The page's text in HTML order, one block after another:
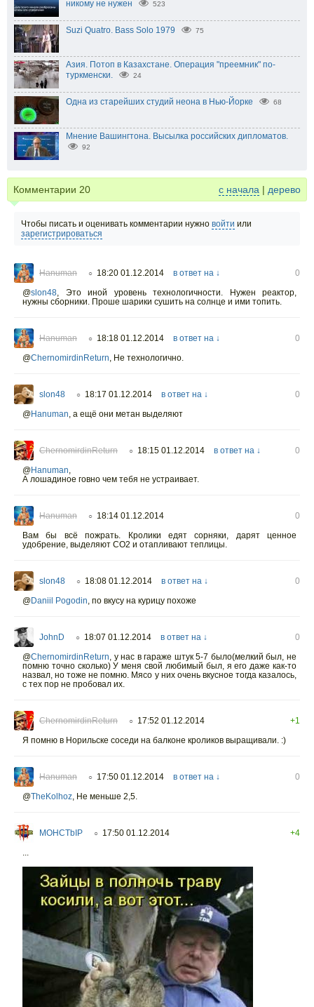
никому не нужен 523
Suzi Quatro. Bass Solo 1979 75
Азия. Потоп в Казахстане. Операция "преемник" по-
туркменски.
24
Одна из старейших студий неона в Нью-Йорке 68
Мнение Вашингтона. Высылка российских дипломатов.
92
Комментарии 20 с начала | дерево
Чтобы писать и оценивать комментарии нужно войти или
зарегистрироваться
Hanuman ○ 18:20 01.12.2014 в ответ на ↓
0
@slon48, Это иной уровень технологичности. Нужен реактор,
нужны сборники. Проше шарики сушить на солнце и ими топить.
Hanuman ○ 18:18 01.12.2014 в ответ на ↓
0
@ChernomirdinReturn, Не технологично.
slon48 ○ 18:17 01.12.2014 в ответ на ↓
0
@Hanuman, а ещё они метан выделяют
ChernomirdinReturn ○ 18:15 01.12.2014 в ответ на ↓
0
@Hanuman,
А лошадиное говно чем тебя не устраивает.
Hanuman ○ 18:14 01.12.2014
0
Вам бы всё пожрать. Кролики едят сорняки, дарят ценное
удобрение, выделяют СО2 и отапливают теплицы.
slon48 ○ 18:08 01.12.2014 в ответ на ↓
0
@Daniil Pogodin, по вкусу на курицу похоже
JohnD ○ 18:07 01.12.2014 в ответ на ↓
0
@ChernomirdinReturn, у нас в гараже штук 5-7 было(мелкий был, не
помню точно сколько) У меня свой любимый был, я его даже как-то
назвал, но тоже не помню. Мясо у них очень вкусное тогда казалось,
с тех пор не пробовал их.
ChernomirdinReturn ○ 17:52 01.12.2014
+1
Я помню в Норильске соседи на балконе кроликов выращивали. :)
Hanuman ○ 17:50 01.12.2014 в ответ на ↓
0
@TheKolhoz, Не меньше 2,5.
MOHCTbIP ○ 17:50 01.12.2014
+4
...